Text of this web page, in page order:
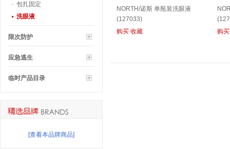
NORTH/诺斯 单瓶装洗眼液
(127033)
购买 收藏
购买
包扎固定
洗眼液
限次防护
应急逃生
临时产品目录
[查看本品牌商品]